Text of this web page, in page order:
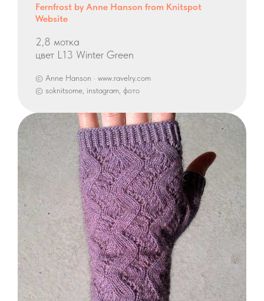
Fernfrost by Anne Hanson from Knitspot
Website
2,8 мотка
цвет L13 Winter Green
© Anne Hanson · www.ravelry.com
© soknitsome, instagram, фото